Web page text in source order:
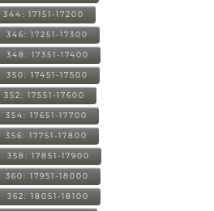
344: 17151-17200
346: 17251-17300
348: 17351-17400
350: 17451-17500
352: 17551-17600
354: 17651-17700
356: 17751-17800
358: 17851-17900
360: 17951-18000
362: 18051-18100